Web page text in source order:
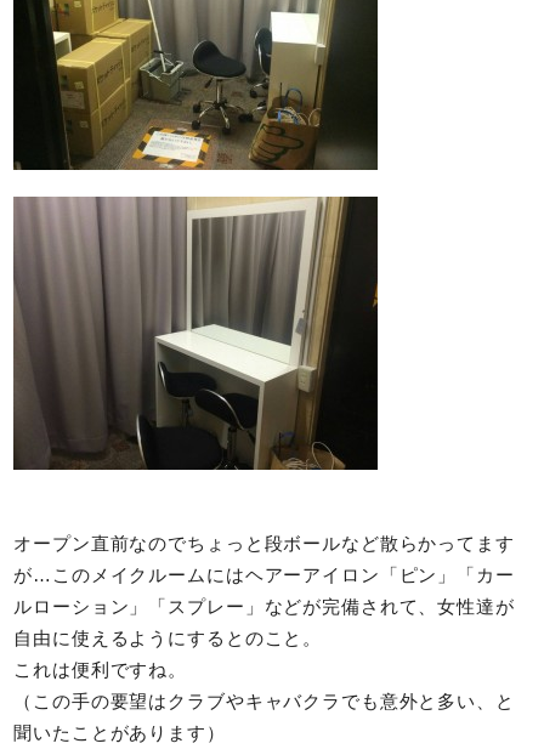
オープン直前なのでちょっと段ボールなど散らかってます
が…このメイクルームにはヘアーアイロン「ピン」「カー
ルローション」「スプレー」などが完備されて、女性達が
自由に使えるようにするとのこと。
これは便利ですね。
（この手の要望はクラブやキャバクラでも意外と多い、と
聞いたことがあります）